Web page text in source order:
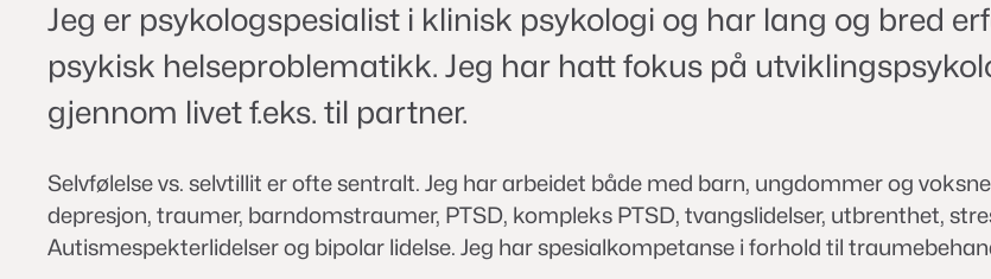
Jeg er psykologspesialist i klinisk psykologi og har lang og bred
psykisk helseproblematikk. Jeg har hatt fokus på
gjennom livet f.eks. til partner.
Selvfølelse vs. selvtillit er ofte sentralt. Jeg har arbeidet både med barn, ungdommer og
depresjon, traumer, barndomstraumer, PTSD, kompleks PTSD, tvangslidelser, utbrenthet,
Autismespekterlidelser og bipolar lidelse. Jeg har spesialkompetanse i forhold til